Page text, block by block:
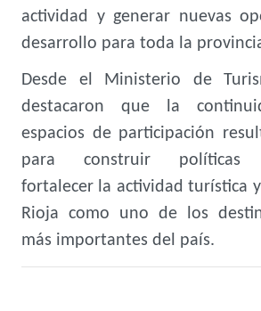
actividad y generar nuevas
desarrollo para toda la
Desde el Ministerio de
destacaron que la
espacios de participación
para construir políticas
fortalecer la actividad turística
Rioja como uno de los
más importantes del país.